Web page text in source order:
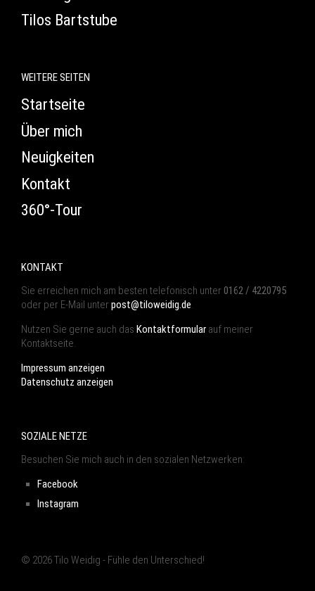
Tilos Bartstube
WEITERE SEITEN
Startseite
Über mich
Neuigkeiten
Kontakt
360°-Tour
KONTAKT
Sie erreichen mich am besten telefonisch unter 0162 / 4220795
oder per E-Mail unter post@tiloweidig.de.
Nutzen Sie gerne auch das Kontaktformular auf meiner
Kontaktseite.
Impressum anzeigen
Datenschutz anzeigen
SOZIALE NETZE
Besuchen Sie mich auch in den sozialen Netzwerken:
Facebook
Instagram
© 2026 Tilo Weidig - Fühle den Unterschied!